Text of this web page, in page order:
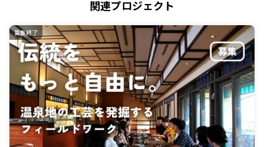
関連プロジェクト
募集終了